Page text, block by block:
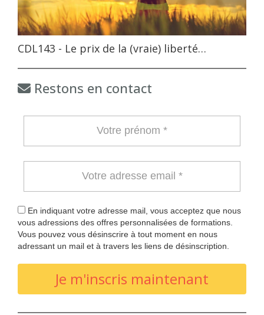
CDL143 - Le prix de la (vraie) liberté…
Restons en contact
En indiquant votre adresse mail, vous acceptez que nous
vous adressions des offres personnalisées de formations.
Vous pouvez vous désinscrire à tout moment en nous
adressant un mail et à travers les liens de désinscription.
Je m'inscris maintenant